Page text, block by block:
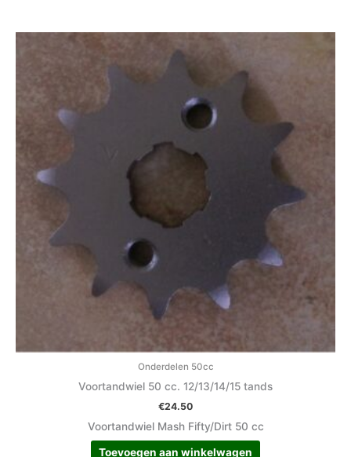
Onderdelen 50cc
Voortandwiel 50 cc. 12/13/14/15 tands
€24.50
Voortandwiel Mash Fifty/Dirt 50 cc
Toevoegen aan winkelwagen